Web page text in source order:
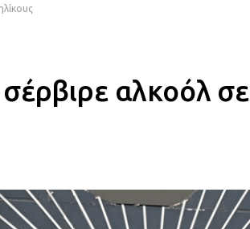
αλκοόλ σε